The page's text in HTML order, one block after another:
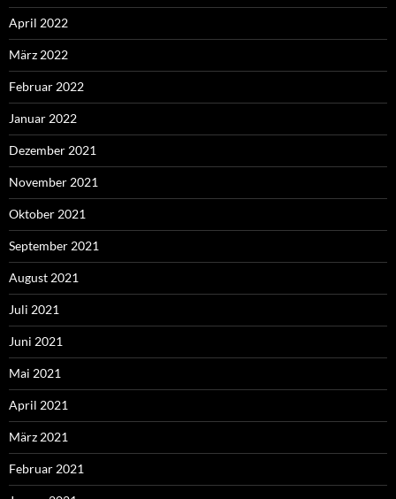
April 2022
März 2022
Februar 2022
Januar 2022
Dezember 2021
November 2021
Oktober 2021
September 2021
August 2021
Juli 2021
Juni 2021
Mai 2021
April 2021
März 2021
Februar 2021